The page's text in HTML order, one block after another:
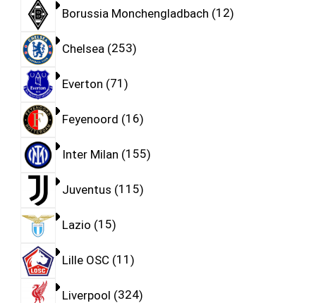
Borussia Monchengladbach 12
Chelsea 253
Everton 71
Feyenoord 16
Inter Milan 155
Juventus 115
Lazio 15
Lille OSC 11
Liverpool 324